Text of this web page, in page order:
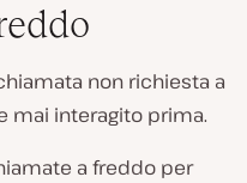
non richiesta a
mai interagito prima.
a freddo per